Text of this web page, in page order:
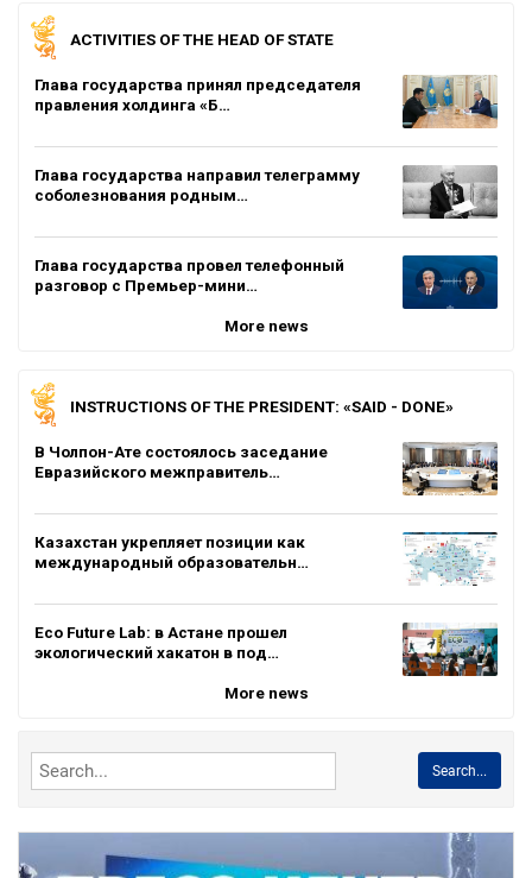
ACTIVITIES OF THE HEAD OF STATE
Глава государства принял председателя
правления холдинга «Б…
Глава государства направил телеграмму
соболезнования родным…
Глава государства провел телефонный
разговор с Премьер-мини…
More news
INSTRUCTIONS OF THE PRESIDENT: «SAID - DONE»
В Чолпон-Ате состоялось заседание
Евразийского межправитель…
Казахстан укрепляет позиции как
международный образовательн…
Eco Future Lab: в Астане прошел
экологический хакатон в под…
More news
Search...